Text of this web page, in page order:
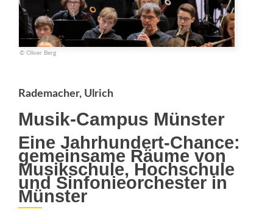
© Oliver Berg
Rademacher, Ulrich
Musik-Campus Münster
Eine Jahrhundert-Chance:
gemeinsame Räume von
Musikschule, Hochschule
und Sinfonieorchester in
Münster